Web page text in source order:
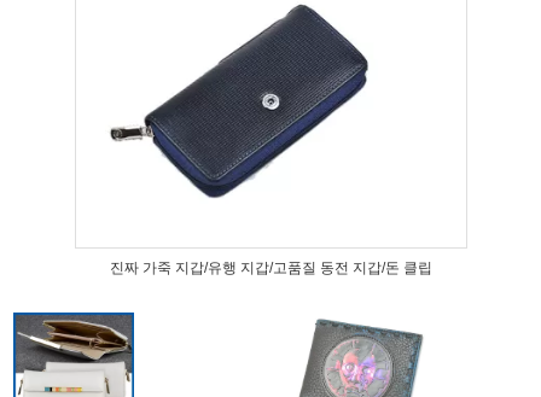
진짜 가죽 지갑/유행 지갑/고품질 동전 지갑/돈 클립